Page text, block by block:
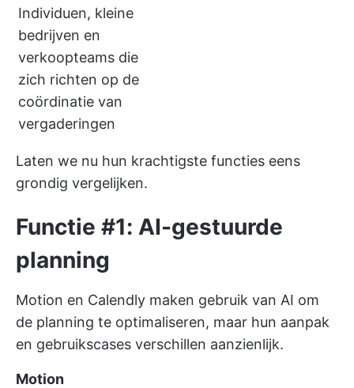
Individuen, kleine
bedrijven en
verkoopteams die
zich richten op de
coördinatie van
vergaderingen
Laten we nu hun krachtigste functies eens
grondig vergelijken.
Functie #1: AI-gestuurde
planning
Motion en Calendly maken gebruik van AI om
de planning te optimaliseren, maar hun aanpak
en gebruikscases verschillen aanzienlijk.
Motion